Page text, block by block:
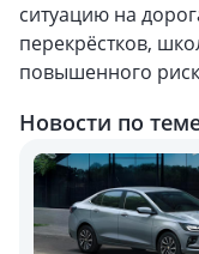
ситуацию на
перекрёстков,
повышенного
Новости по